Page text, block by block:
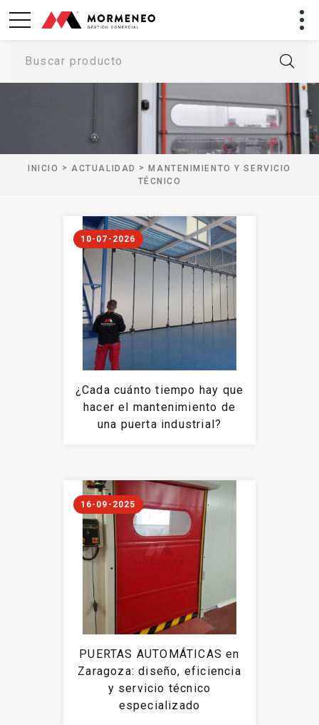
Buscar producto
INICIO > ACTUALIDAD >MANTENIMIENTO Y SERVICIO
TÉCNICO
¿Cada cuánto tiempo hay que
hacer el mantenimiento de
una puerta industrial?
10-07-2026
PUERTAS AUTOMÁTICAS en
Zaragoza: diseño, eficiencia
y servicio técnico
especializado
16-09-2025